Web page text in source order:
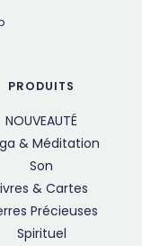
PRODUITS
NOUVEAUTÉ
& Méditation
Son
& Cartes
Précieuses
Spirituel